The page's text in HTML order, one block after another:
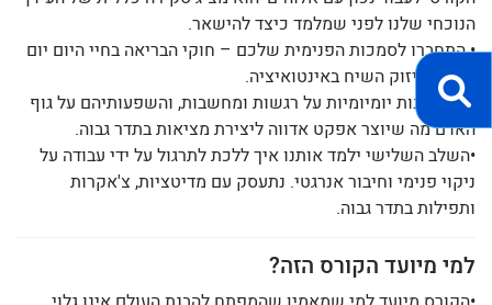
הנוכחי שלנו לפני שמלמד כיצד להישאר.
• התחברו לסמכות הפנימית שלכם – חוקי הבריאה בחיי היום יום
על ידי חיזוק השיח באינטואיציה.
•עם תובנות יומיומיות על רגשות ומחשבות, והשפעותיהם על גוף
האדם מה שיוצר אפקט אדווה ליצירת מציאות בתדר גבוה.
•השלב השלישי ילמד אותנו איך ללכת לתרגול על ידי עבודה על
ניקוי פנימי וחיבור אנרגטי. נתעסק עם מדיטציות, צ'אקרות
ותפילות בתדר גבוה.
למי מיועד הקורס הזה?